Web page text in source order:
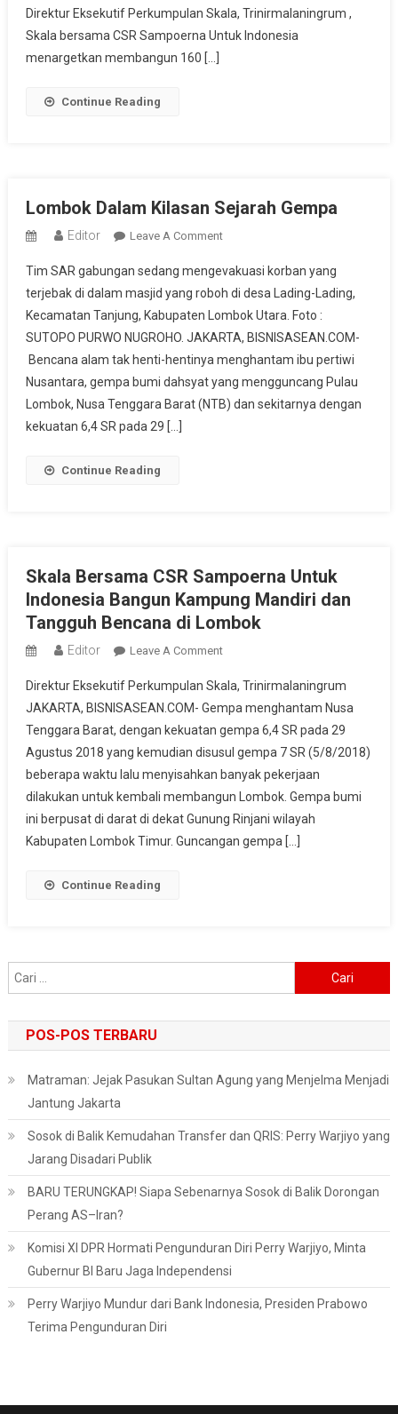
Bangun
Fasum
Direktur Eksekutif Perkumpulan Skala, Trinirmalaningrum ,
Skala bersama CSR Sampoerna Untuk Indonesia
menargetkan membangun 160 […]
Continue Reading
Lombok Dalam Kilasan Sejarah Gempa
Editor Leave A CommentOn
Dalam
Kilasan
Sejarah
Gempa
Tim SAR gabungan sedang mengevakuasi korban yang
terjebak di dalam masjid yang roboh di desa Lading-Lading,
Kecamatan Tanjung, Kabupaten Lombok Utara. Foto :
SUTOPO PURWO NUGROHO. JAKARTA, BISNISASEAN.COM-
Bencana alam tak henti-hentinya menghantam ibu pertiwi
Nusantara, gempa bumi dahsyat yang mengguncang Pulau
Lombok, Nusa Tenggara Barat (NTB) dan sekitarnya dengan
kekuatan 6,4 SR pada 29 […]
Continue Reading
Skala Bersama CSR Sampoerna Untuk
Indonesia Bangun Kampung Mandiri dan
Tangguh Bencana di Lombok
Editor Leave A CommentOn
Bersama
CSR
Sampoerna
Untuk
Indonesia
Bangun
Kampung
Direktur Eksekutif Perkumpulan Skala, Trinirmalaningrum
JAKARTA, BISNISASEAN.COM- Gempa menghantam Nusa
Tenggara Barat, dengan kekuatan gempa 6,4 SR pada 29
Agustus 2018 yang kemudian disusul gempa 7 SR (5/8/2018)
beberapa waktu lalu menyisahkan banyak pekerjaan
dilakukan untuk kembali membangun Lombok. Gempa bumi
ini berpusat di darat di dekat Gunung Rinjani wilayah
Kabupaten Lombok Timur. Guncangan gempa […]
Continue Reading
untuk:
POS-POS TERBARU
Matraman: Jejak Pasukan Sultan Agung yang Menjelma Menjadi
Jantung Jakarta
Sosok di Balik Kemudahan Transfer dan QRIS: Perry Warjiyo yang
Jarang Disadari Publik
BARU TERUNGKAP! Siapa Sebenarnya Sosok di Balik Dorongan
Perang AS–Iran?
Komisi XI DPR Hormati Pengunduran Diri Perry Warjiyo, Minta
Gubernur BI Baru Jaga Independensi
Perry Warjiyo Mundur dari Bank Indonesia, Presiden Prabowo
Terima Pengunduran Diri